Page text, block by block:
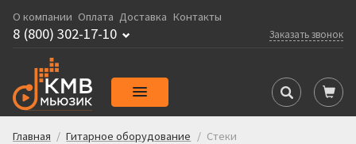
О компании Оплата Доставка Контакты
Заказать звонок
8 (800) 302-17-10
Главная / Гитарное оборудование / Стеки